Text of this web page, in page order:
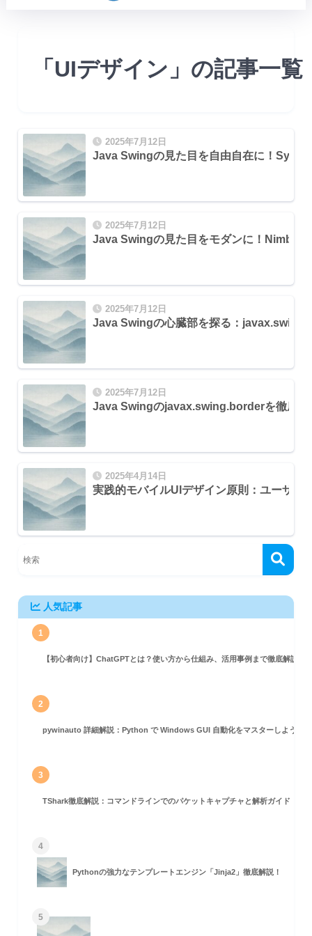
「UIデザイン」の記事一覧
2025年7月12日
Java Swingの見た目を自由自在に！Synth
2025年7月12日
Java Swingの見た目をモダンに！Nimbus
2025年7月12日
Java Swingの心臓部を探る：
2025年7月12日
Java Swingのjavax.swing.borderを徹底解
2025年4月14日
実践的モバイルUIデザイン原則：ユーザー
人気記事
1
【初心者向け】ChatGPTとは？使い方から仕組み、活用事例まで徹底解説
2
pywinauto 詳細解説：Python で Windows GUI 自動化をマスターしよう！
3
TShark徹底解説：コマンドラインでのパケットキャプチャと解析ガイド
4
Pythonの強力なテンプレートエンジン「Jinja2」徹底解説！
5